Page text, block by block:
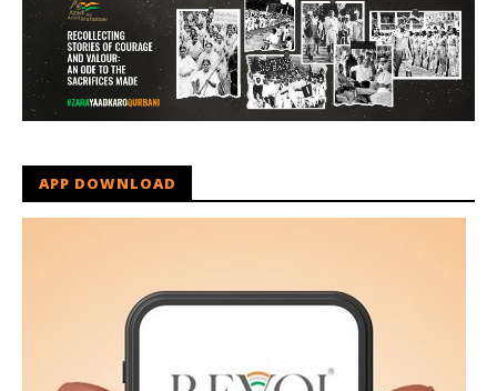
APP DOWNLOAD